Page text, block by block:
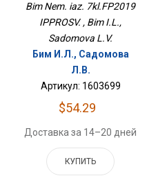
Bim Nem. iaz. 7kl.FP2019
IPPROSV. , Bim I.L.,
Sadomova L.V.
Бим И.Л., Садомова
Л.В.
Артикул: 1603699
$54.29
Доставка за 14–20 дней
КУПИТЬ